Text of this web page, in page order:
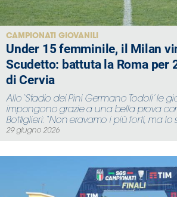
CAMPIONATI GIOVANILI
Under 15 femminile, il Milan
Scudetto: battuta la Roma per
di Cervia
Allo ‘Stadio dei Pini Germano Todoli’ le
impongono grazie a una bella prova
Bottiglieri: “Non eravamo i più forti, ma lo
29 giugno 2026